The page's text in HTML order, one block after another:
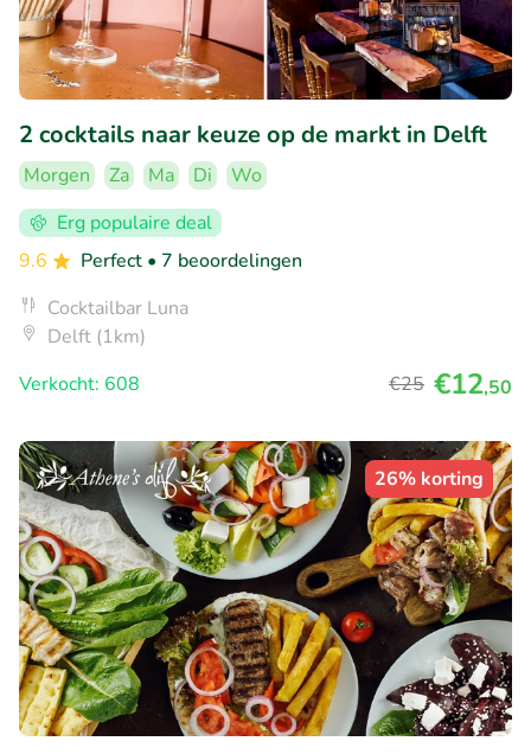
2 cocktails naar keuze op de markt in Delft
Morgen Za Ma Di
Wo
Erg populaire deal
9.6
Perfect • 7 beoordelingen
Cocktailbar Luna
Delft (1km)
Verkocht: 608
€25 €12,50
26% korting